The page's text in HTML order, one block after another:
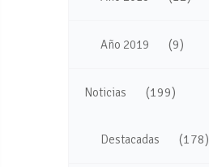
Año 2019 (9)
Noticias (199)
Destacadas (178)